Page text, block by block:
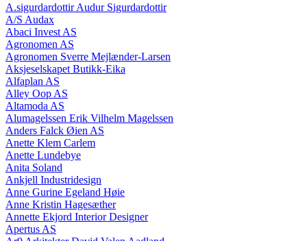
A.sigurdardottir Audur Sigurdardottir
A/S Audax
Abaci Invest AS
Agronomen AS
Agronomen Sverre Mejlænder-Larsen
Aksjeselskapet Butikk-Eika
Alfaplan AS
Alley Oop AS
Altamoda AS
Alumagelssen Erik Vilhelm Magelssen
Anders Falck Øien AS
Anette Klem Carlem
Anette Lundebye
Anita Soland
Ankjell Industridesign
Anne Gurine Egeland Høie
Anne Kristin Hagesæther
Annette Ekjord Interior Designer
Apertus AS